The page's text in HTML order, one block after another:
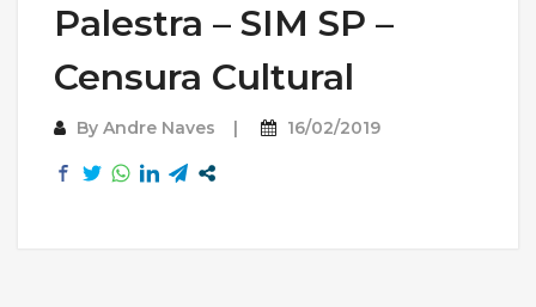
Palestra – SIM SP –
Censura Cultural
By Andre Naves 16/02/2019